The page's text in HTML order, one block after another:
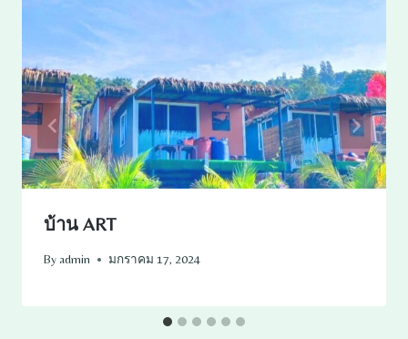
บ้าน ART
By admin มกราคม 17, 2024